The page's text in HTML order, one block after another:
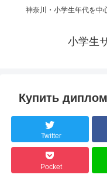
神奈川・小学生年代を中
小学生
Купить
Twitter
Pocket